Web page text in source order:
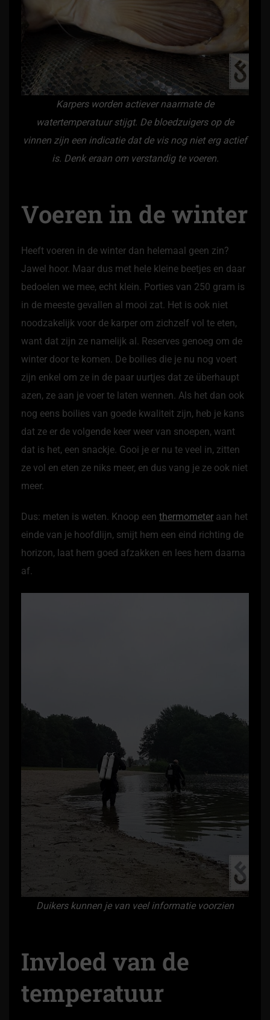
Karpers worden actiever naarmate de
watertemperatuur stijgt. De bloedzuigers op de
vinnen zijn een indicatie dat de vis nog niet erg actief
is. Denk eraan om verstandig te voeren.
Voeren in de winter
Heeft voeren in de winter dan helemaal geen zin?
Jawel hoor. Maar dus met hele kleine beetjes en daar
bedoelen we mee, echt klein. Porties van 250 gram is
in de meeste gevallen al mooi zat. Het is ook niet
noodzakelijk voor de karper om zichzelf vol te eten,
want dat zijn ze namelijk al. Reserves genoeg om de
winter door te komen. De boilies die je nu nog voert
zijn enkel om ze in de paar uurtjes dat ze überhaupt
azen, ze aan je voer te laten wennen. Als het dan ook
nog eens boilies van goede kwaliteit zijn, heb je kans
dat ze er de volgende keer weer van snoepen, want
dat is het, een snackje. Gooi je er nu te veel in, zitten
ze vol en eten ze niks meer, en dus vang je ze ook niet
meer.
Dus: meten is weten. Knoop een thermometer aan het
einde van je hoofdlijn, smijt hem een eind richting de
horizon, laat hem goed afzakken en lees hem daarna
af.
Duikers kunnen je van veel informatie voorzien
Invloed van de
temperatuur